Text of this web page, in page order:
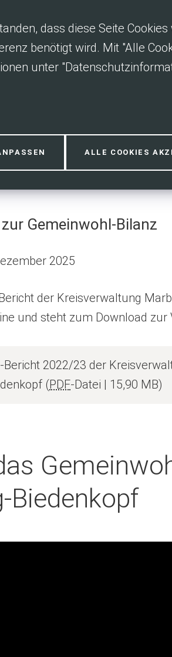
dass diese Seite
benötigt wird. Mit "Alle
unter
ALLE COOKIES
Gemeinwohl-Bilanz
2025
der Kreisverwaltung
und steht zum Download zur
Bericht 2022/23 der
PDF-Datei 15,90 MB
Biedenkopf